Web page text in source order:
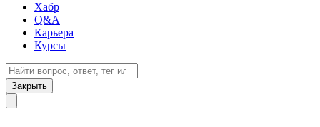
Хабр
Q&A
Карьера
Курсы
Закрыть